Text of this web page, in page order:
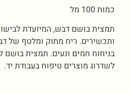
כמות 100 מל
תמצית בושם דבש, המיועדת
ותכשירים. ריח מתוק ומלטף של
בניחוח חמים ונעים. תמצית בושם
לשדרוג מוצרים טיפוח בעבודת יד.